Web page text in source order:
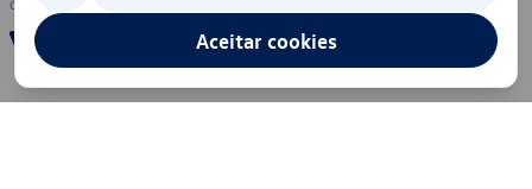
Aceitar cookies